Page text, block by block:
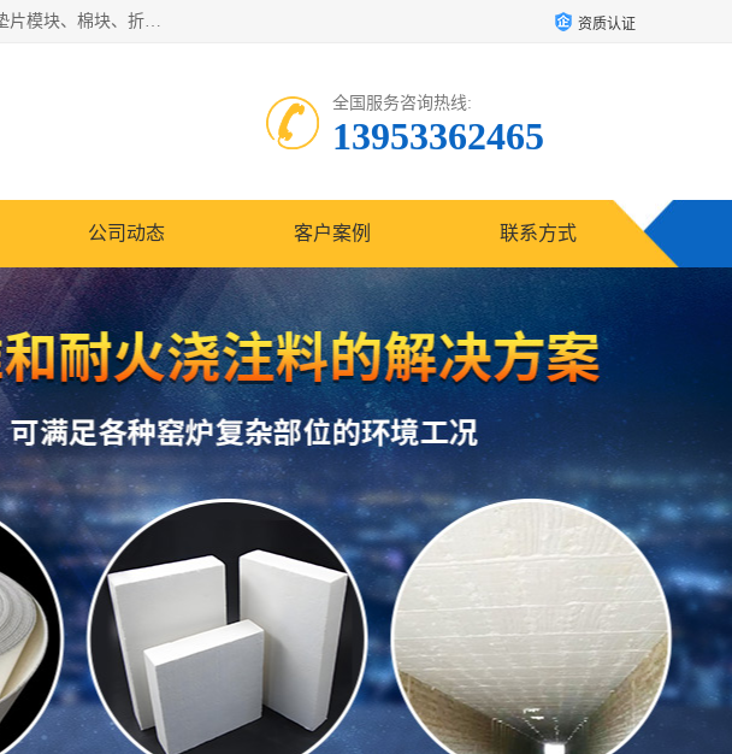
1260卷毡针刺毯，1360标准高纯高铝毯，1430度低锆锆铝含锆毯，普通挡渣棉卷毡，防火纸、挡火板、隔热垫片模块、棉块、折叠块、散棉高温固化剂价格规格密度多少钱图片视频立方平米参数指标 资质认证
全国服务咨询热线:
13953362465
公司动态 客户案例 联系方式